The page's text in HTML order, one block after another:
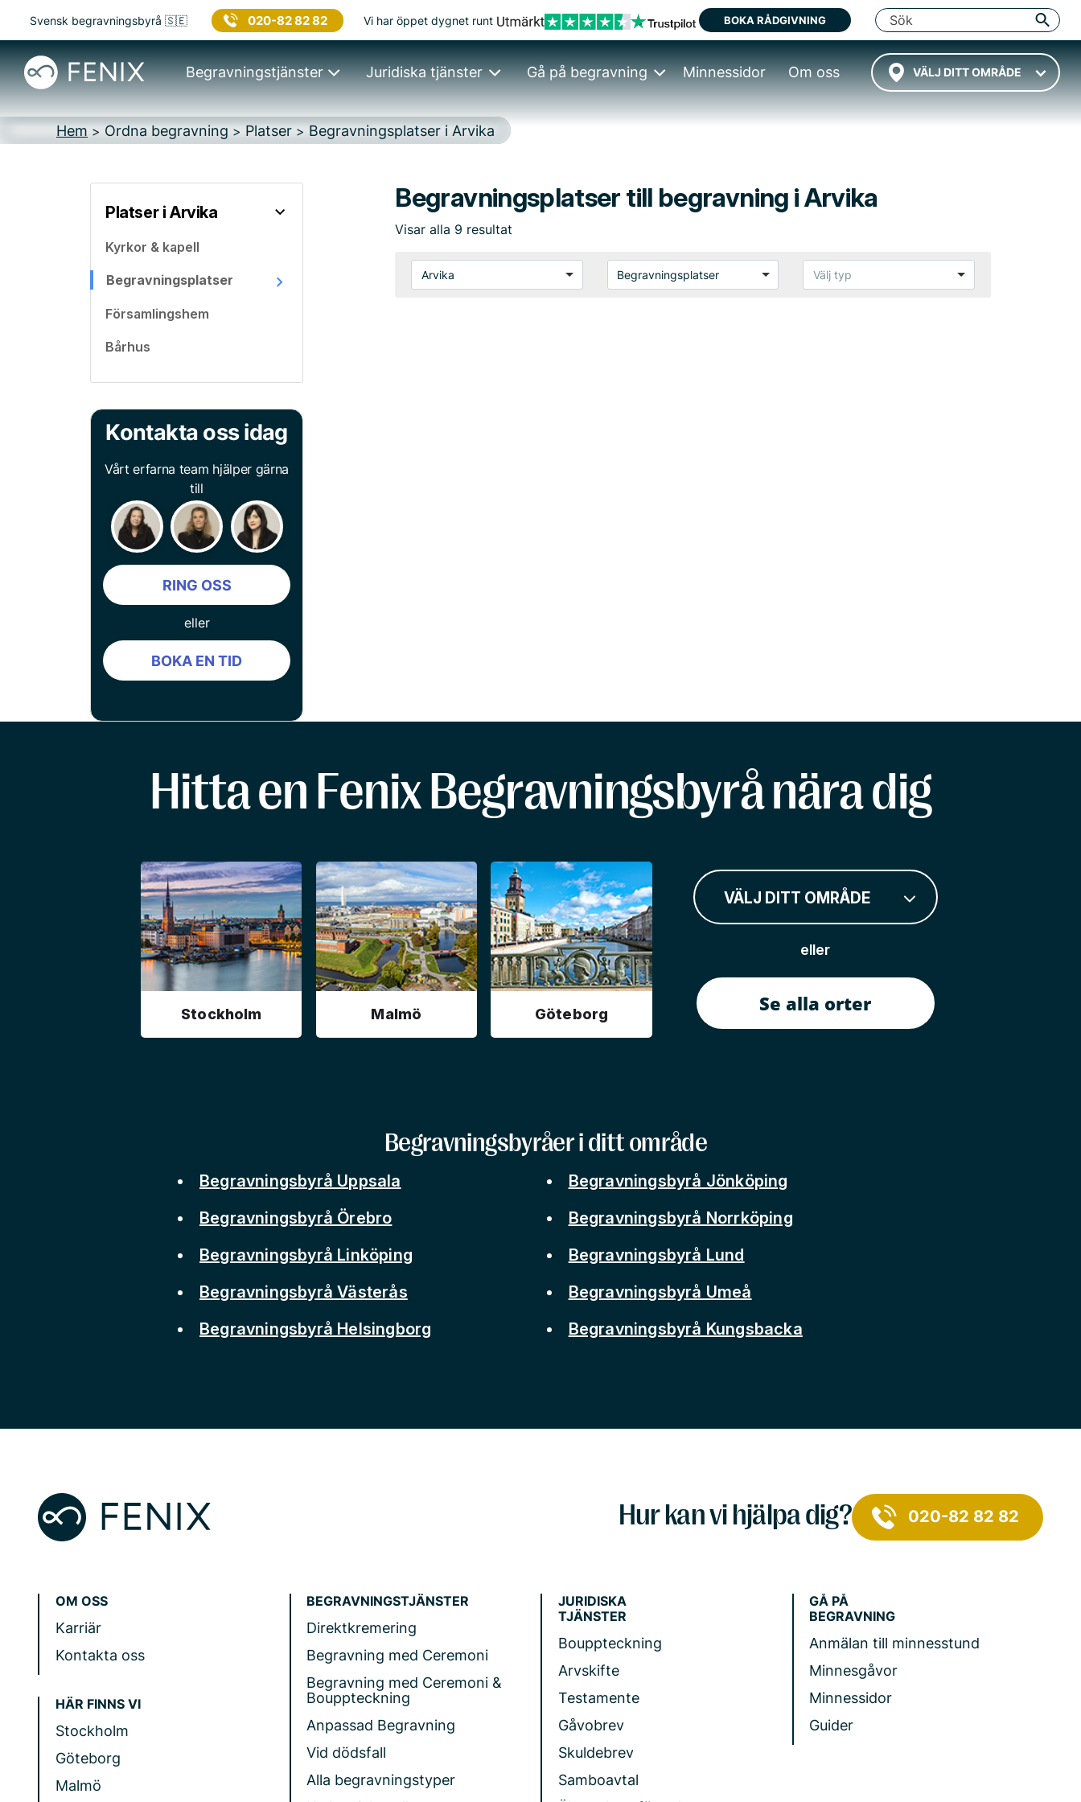
Svensk begravningsbyrå 🇸🇪 020-82 82 82 Vi har öppet dygnet runt BOKA RÅDGIVNING
VÄLJ DITT OMRÅDE
Begravningstjänster Juridiska tjänster Gå på begravning Minnessidor Om oss
Hem > Ordna begravning > Platser > Begravningsplatser i Arvika
Platser i Arvika
Kyrkor & kapell
Begravningsplatser
Församlingshem
Bårhus
Kontakta oss idag
Vårt erfarna team hjälper gärna
till
RING OSS
eller
BOKA EN TID
Begravningsplatser till begravning i Arvika
Visar alla 9 resultat
Arvika Begravningsplatser Välj typ
Hitta en Fenix Begravningsbyrå nära dig
Stockholm Malmö Göteborg
VÄLJ DITT OMRÅDE
eller
Se alla orter
Begravningsbyråer i ditt område
Begravningsbyrå Uppsala
Begravningsbyrå Örebro
Begravningsbyrå Linköping
Begravningsbyrå Västerås
Begravningsbyrå Helsingborg
Begravningsbyrå Jönköping
Begravningsbyrå Norrköping
Begravningsbyrå Lund
Begravningsbyrå Umeå
Begravningsbyrå Kungsbacka
Hur kan vi hjälpa dig? 020-82 82 82
OM OSS
Karriär
Kontakta oss
HÄR FINNS VI
Stockholm
Göteborg
Malmö
BEGRAVNINGSTJÄNSTER
Direktkremering
Begravning med Ceremoni
Begravning med Ceremoni &
Bouppteckning
Anpassad Begravning
Vid dödsfall
Alla begravningstyper
JURIDISKA
TJÄNSTER
Bouppteckning
Arvskifte
Testamente
Gåvobrev
Skuldebrev
Samboavtal
GÅ PÅ
BEGRAVNING
Anmälan till minnesstund
Minnesgåvor
Minnessidor
Guider